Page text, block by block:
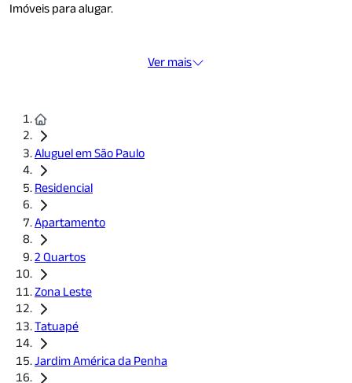
Imóveis para alugar.
Ver mais
Aluguel em São Paulo
Residencial
Apartamento
2 Quartos
Zona Leste
Tatuapé
Jardim América da Penha